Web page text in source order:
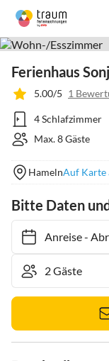
Ferienhaus
5.00/5 1
4 Schlafzimmer
Max. 8 Gäste
HamelnAuf Karte
Bitte Daten
Anreise-